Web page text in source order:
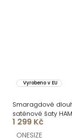
Vyrobeno v EU
Smaragdové
saténové šaty
1 299 Kč
ONESIZE